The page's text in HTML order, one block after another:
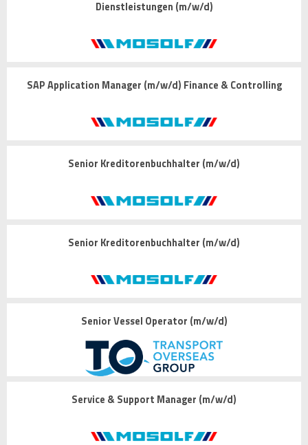
Dienstleistungen (m/w/d)
SAP Application Manager (m/w/d) Finance & Controlling
Senior Kreditorenbuchhalter (m/w/d)
Senior Kreditorenbuchhalter (m/w/d)
Senior Vessel Operator (m/w/d)
Service & Support Manager (m/w/d)